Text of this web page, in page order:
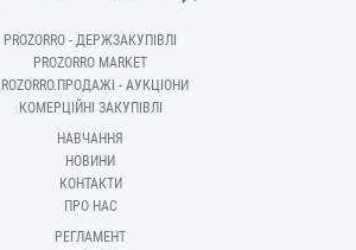
PROZORRO - ДЕРЖЗАКУПІВЛІ
PROZORRO MARKET
- АУКЦІОНИ
КОМЕРЦІЙНІ ЗАКУПІВЛІ
НАВЧАННЯ
НОВИНИ
КОНТАКТИ
ПРО НАС
РЕГЛАМЕНТ